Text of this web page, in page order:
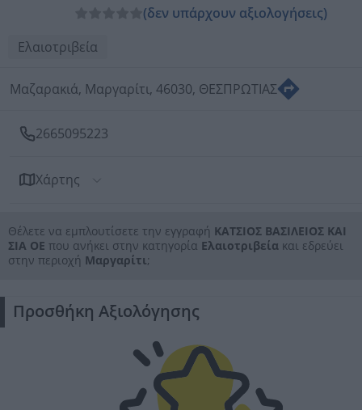
(δεν υπάρχουν αξιολογήσεις)
Ελαιοτριβεία
Μαζαρακιά, Μαργαρίτι, 46030, ΘΕΣΠΡΩΤΙΑΣ
2665095223
Χάρτης
Θέλετε να εμπλουτίσετε την εγγραφή ΚΑΤΣΙΟΣ ΒΑΣΙΛΕΙΟΣ ΚΑΙ
ΣΙΑ ΟΕ που ανήκει στην κατηγορία Ελαιοτριβεία και εδρεύει
στην περιοχή Μαργαρίτι;
Προσθήκη Αξιολόγησης